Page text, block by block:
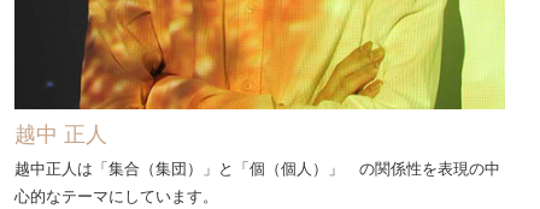
越中 正人
越中正人は「集合（集団）」と「個（個人）」 の関係性を表現の中
心的なテーマにしています。